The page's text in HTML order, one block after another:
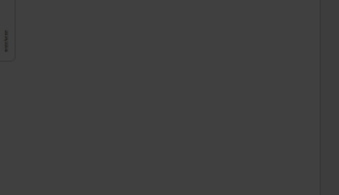
står öppen eller något fel